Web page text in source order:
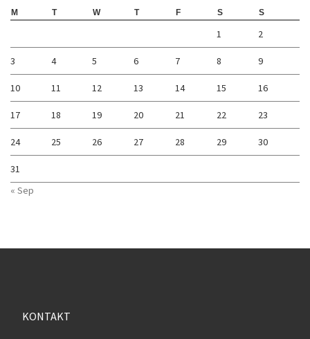
M T W T F S S
1 2
3 4 5 6 7 8 9
10 11 12 13 14 15 16
17 18 19 20 21 22 23
24 25 26 27 28 29 30
31
« Sep
KONTAKT